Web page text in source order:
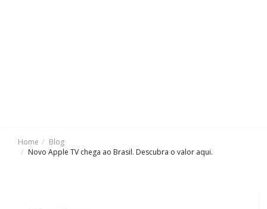
Home
Blog
Novo Apple TV chega ao Brasil. Descubra o valor aqui.